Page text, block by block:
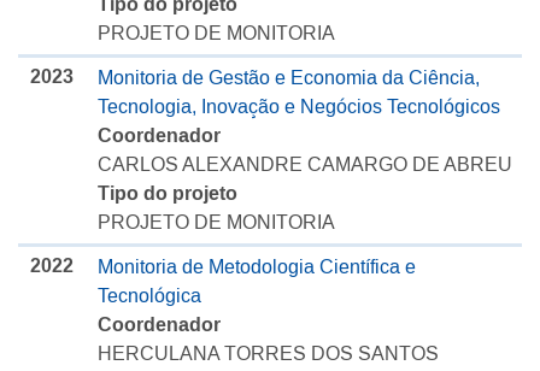
Tipo do projeto
PROJETO DE MONITORIA
2023
Monitoria de Gestão e Economia da Ciência,
Tecnologia, Inovação e Negócios Tecnológicos
Coordenador
CARLOS ALEXANDRE CAMARGO DE ABREU
Tipo do projeto
PROJETO DE MONITORIA
2022
Monitoria de Metodologia Científica e
Tecnológica
Coordenador
HERCULANA TORRES DOS SANTOS